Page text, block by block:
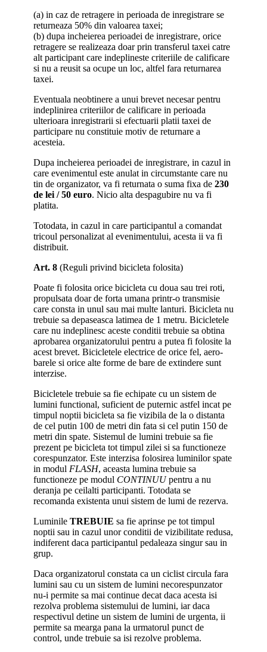
(a) in caz de retragere in perioada de inregistrare se
returneaza 50% din valoarea taxei;
(b) dupa incheierea perioadei de inregistrare, orice
retragere se realizeaza doar prin transferul taxei catre
alt participant care indeplineste criteriile de calificare
si nu a reusit sa ocupe un loc, altfel fara returnarea
taxei.
Eventuala neobtinere a unui brevet necesar pentru
indeplinirea criteriilor de calificare in perioada
ulterioara inregistrarii si efectuarii platii taxei de
participare nu constituie motiv de returnare a
acesteia.
Dupa incheierea perioadei de inregistrare, in cazul in
care evenimentul este anulat in circumstante care nu
tin de organizator, va fi returnata o suma fixa de 230
de lei / 50 euro. Nicio alta despagubire nu va fi
platita.
Totodata, in cazul in care participantul a comandat
tricoul personalizat al evenimentului, acesta ii va fi
distribuit.
Art. 8 (Reguli privind bicicleta folosita)
Poate fi folosita orice bicicleta cu doua sau trei roti,
propulsata doar de forta umana printr-o transmisie
care consta in unul sau mai multe lanturi. Bicicleta nu
trebuie sa depaseasca latimea de 1 metru. Bicicletele
care nu indeplinesc aceste conditii trebuie sa obtina
aprobarea organizatorului pentru a putea fi folosite la
acest brevet. Bicicletele electrice de orice fel, aero-
barele si orice alte forme de bare de extindere sunt
interzise.
Bicicletele trebuie sa fie echipate cu un sistem de
lumini functional, suficient de puternic astfel incat pe
timpul noptii bicicleta sa fie vizibila de la o distanta
de cel putin 100 de metri din fata si cel putin 150 de
metri din spate. Sistemul de lumini trebuie sa fie
prezent pe bicicleta tot timpul zilei si sa functioneze
corespunzator. Este interzisa folosirea luminilor spate
in modul FLASH, aceasta lumina trebuie sa
functioneze pe modul CONTINUUpentru a nu
deranja pe ceilalti participanti. Totodata se
recomanda existenta unui sistem de lumi de rezerva.
Luminile TREBUIE sa fie aprinse pe tot timpul
noptii sau in cazul unor conditii de vizibilitate redusa,
indiferent daca participantul pedaleaza singur sau in
grup.
Daca organizatorul constata ca un ciclist circula fara
lumini sau cu un sistem de lumini necorespunzator
nu-i permite sa mai continue decat daca acesta isi
rezolva problema sistemului de lumini, iar daca
respectivul detine un sistem de lumini de urgenta, ii
permite sa mearga pana la urmatorul punct de
control, unde trebuie sa isi rezolve problema.